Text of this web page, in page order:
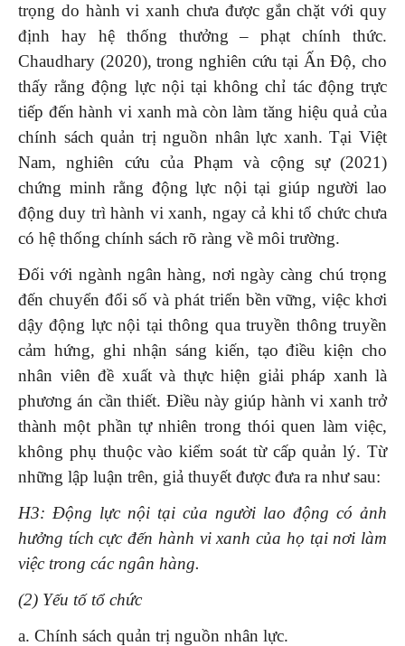
trọng do hành vi xanh chưa được gắn chặt với quy
định hay hệ thống thưởng – phạt chính thức.
Chaudhary (2020), trong nghiên cứu tại Ấn Độ, cho
thấy rằng động lực nội tại không chỉ tác động trực
tiếp đến hành vi xanh mà còn làm tăng hiệu quả của
chính sách quản trị nguồn nhân lực xanh. Tại Việt
Nam, nghiên cứu của Phạm và cộng sự (2021)
chứng minh rằng động lực nội tại giúp người lao
động duy trì hành vi xanh, ngay cả khi tổ chức chưa
có hệ thống chính sách rõ ràng về môi trường.
Đối với ngành ngân hàng, nơi ngày càng chú trọng
đến chuyển đổi số và phát triển bền vững, việc khơi
dậy động lực nội tại thông qua truyền thông truyền
cảm hứng, ghi nhận sáng kiến, tạo điều kiện cho
nhân viên đề xuất và thực hiện giải pháp xanh là
phương án cần thiết. Điều này giúp hành vi xanh trở
thành một phần tự nhiên trong thói quen làm việc,
không phụ thuộc vào kiểm soát từ cấp quản lý. Từ
những lập luận trên, giả thuyết được đưa ra như sau:
H3: Động lực nội tại của người lao động có ảnh
hưởng tích cực đến hành vi xanh của họ tại nơi làm
việc trong các ngân hàng.
(2) Yếu tố tổ chức
a. Chính sách quản trị nguồn nhân lực.